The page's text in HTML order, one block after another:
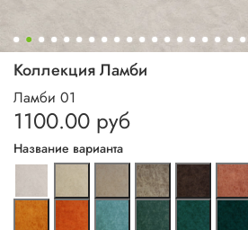
Коллекция Ламби
Ламби 01
1100.00 руб
Название варианта